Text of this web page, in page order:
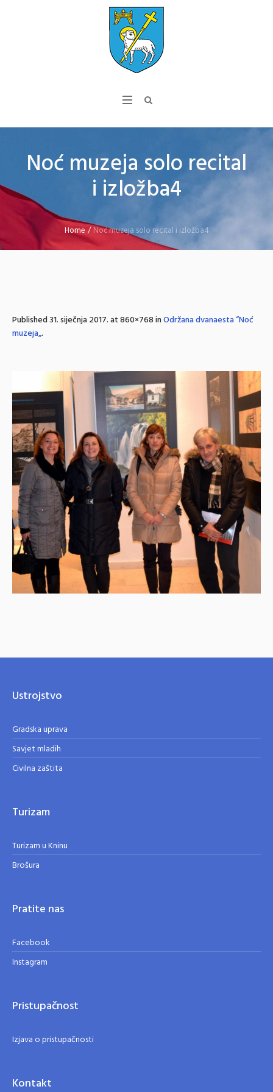
Noć muzeja solo recital
i izložba4
Home /Noć muzeja solo recital i izložba4
Published31. siječnja 2017.at 860×768 inOdržana dvanaesta “Noć
muzeja„.
Ustrojstvo
Gradska uprava
Savjet mladih
Civilna zaštita
Turizam
Turizam u Kninu
Brošura
Pratite nas
Facebook
Instagram
Pristupačnost
Izjava o pristupačnosti
Kontakt